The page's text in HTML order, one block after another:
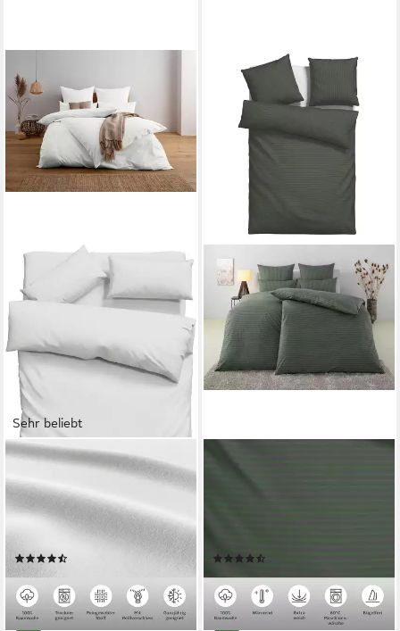
Sehr beliebt
OTTO HOME
Bettwäsche Luisa, Renforcé,
2 teilig, 4 Qualitäten für dein
perfektes Schlafgefühl (von
Komfort bis Premium)
ab 18,99 €
-55%
BRUNO BANANI
ab 20,49 € UVP43,99 €
-53%